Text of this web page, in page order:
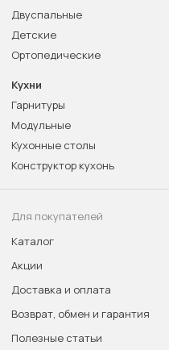
Двуспальные
Детские
Ортопедические
Кухни
Гарнитуры
Модульные
Кухонные столы
Конструктор кухонь
Для покупателей
Каталог
Акции
Доставка и оплата
Возврат, обмен и гарантия
Полезные статьи